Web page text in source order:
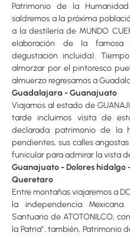
Patrimonio de la
saldremos a la próxima
a la destilería de MUNDO
elaboración de la famosa
degustación incluida).
almorzar por el pintoresco
almuerzo regresamos a
Guadalajara - Guanajuato
Viajamos al estado de
tarde incluimos visita de
declarada patrimonio de la
pendientes, sus calles
funicular para admirar la vista
Guanajuato - Dolores hidalgo
Queretaro
Entre montañas viajaremos a
la independencia
Santuario de ATOTONILCO,
la Patria”, también, Patrimonio